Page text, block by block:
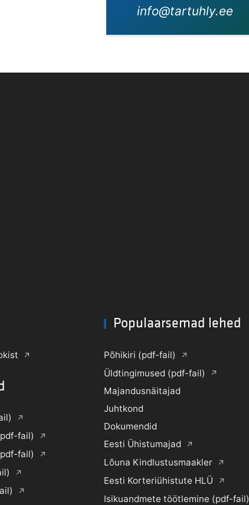
info@tartuhly.ee
fail)
fail)
Populaarsemad lehed
Põhikiri (pdf-fail)
Üldtingimused (pdf-fail)
Majandusnäitajad
Juhtkond
Dokumendid
Eesti Ühistumajad
Lõuna Kindlustusmaakler
Eesti Korteriühistute HLÜ
Isikuandmete töötlemine (pdf-fail)